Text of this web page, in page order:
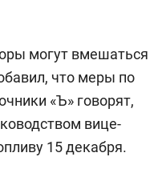
могут вмешаться
что меры по
«Ъ» говорят,
вице-
15 декабря.